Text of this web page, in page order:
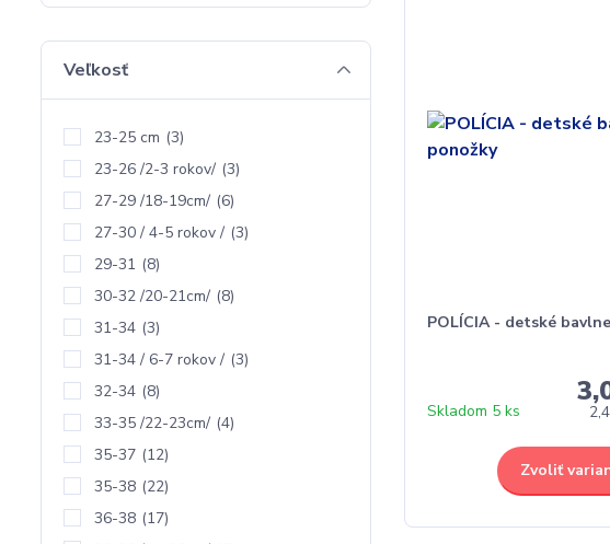
POLÍCIA - detské
Skladom 5 ks
Zvoliť
Veľkosť
23-25 cm (3)
23-26 /2-3 rokov/ (3)
27-29 /18-19cm/ (6)
27-30 / 4-5 rokov / (3)
29-31 (8)
30-32 /20-21cm/ (8)
31-34 (3)
31-34 / 6-7 rokov / (3)
32-34 (8)
33-35 /22-23cm/ (4)
35-37 (12)
35-38 (22)
36-38 (17)